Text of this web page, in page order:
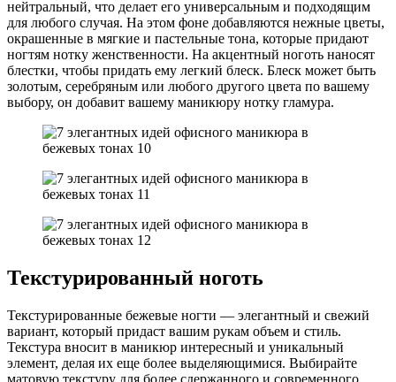
нейтральный, что делает его универсальным и подходящим
для любого случая. На этом фоне добавляются нежные цветы,
окрашенные в мягкие и пастельные тона, которые придают
ногтям нотку женственности. На акцентный ноготь наносят
блестки, чтобы придать ему легкий блеск. Блеск может быть
золотым, серебряным или любого другого цвета по вашему
выбору, он добавит вашему маникюру нотку гламура.
Текстурированный ноготь
Текстурированные бежевые ногти — элегантный и свежий
вариант, который придаст вашим рукам объем и стиль.
Текстура вносит в маникюр интересный и уникальный
элемент, делая их еще более выделяющимися. Выбирайте
матовую текстуру для более сдержанного и современного